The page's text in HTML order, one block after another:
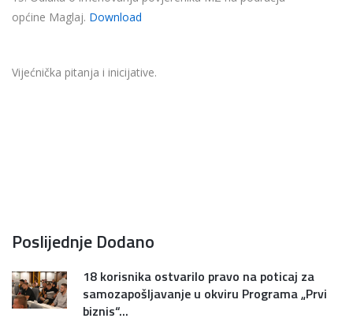
općine Maglaj. Download
Vijećnička pitanja i inicijative.
Poslijednje Dodano
18 korisnika ostvarilo pravo na poticaj za
samozapošljavanje u okviru Programa „Prvi
biznis“...